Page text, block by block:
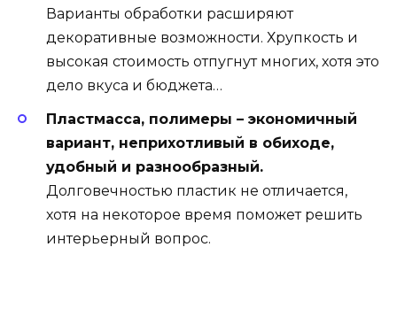
Варианты обработки расширяют
декоративные возможности. Хрупкость и
высокая стоимость отпугнут многих, хотя это
дело вкуса и бюджета…
Пластмасса, полимеры – экономичный
вариант, неприхотливый в обиходе,
удобный и разнообразный.
Долговечностью пластик не отличается,
хотя на некоторое время поможет решить
интерьерный вопрос.